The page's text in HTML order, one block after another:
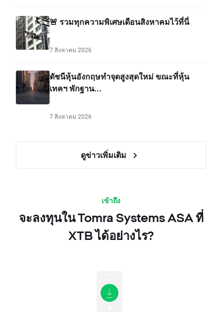
🚨 รวมทุกความพิเศษเดือนสิงหาคมไว้ที่นี่
7 สิงหาคม 2026
ดัชนีหุ้นอังกฤษทำจุดสูงสุดใหม่ ขณะที่หุ้น
เทคฯ พักฐาน...
7 สิงหาคม 2026
ดูข่าวเพิ่มเติม
เข้าถึง
จะลงทุนใน Tomra Systems ASA ที่
XTB ได้อย่างไร?